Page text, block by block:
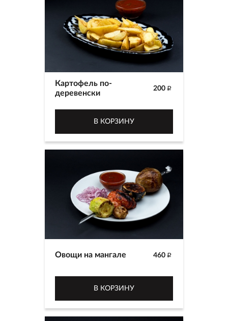
200 p
Картофель по-
деревенски
В КОРЗИНУ
460 p
Овощи на мангале
В КОРЗИНУ